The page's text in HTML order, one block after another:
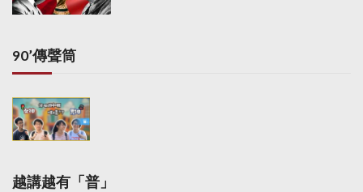
90’傳聲筒
越講越有「普」